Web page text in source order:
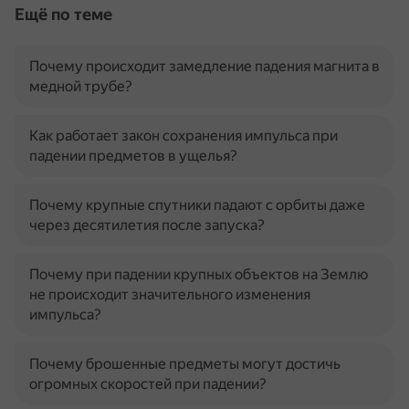
Ещё по теме
Почему происходит замедление падения магнита в
медной трубе?
Как работает закон сохранения импульса при
падении предметов в ущелья?
Почему крупные спутники падают с орбиты даже
через десятилетия после запуска?
Почему при падении крупных объектов на Землю
не происходит значительного изменения
импульса?
Почему брошенные предметы могут достичь
огромных скоростей при падении?